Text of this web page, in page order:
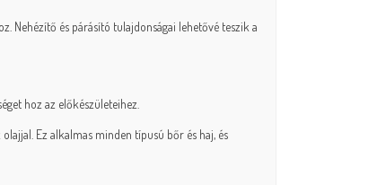
Nehézítő és párásító tulajdonságai lehetővé teszik a
hoz az előkészületeihez.
Ez alkalmas minden típusú bőr és haj, és